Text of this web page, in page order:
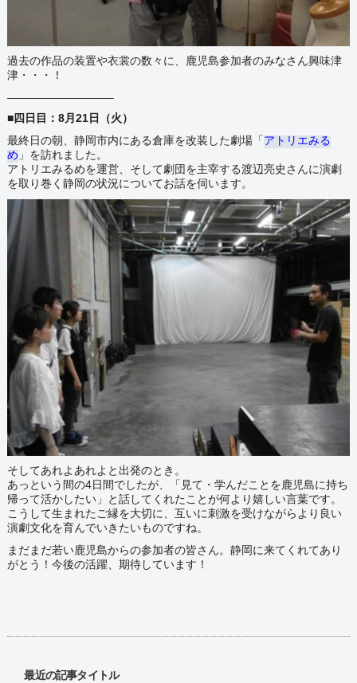
過去の作品の装置や衣裳の数々に、鹿児島参加者のみなさん興味津
津・・・！
—————————–
■四日目：8月21日（火）
最終日の朝、静岡市内にある倉庫を改装した劇場「アトリエみる
め 」を訪れました。
アトリエみるめを運営、そして劇団を主宰する渡辺亮史さんに演劇
を取り巻く静岡の状況についてお話を伺います。
そしてあれよあれよと出発のとき。
あっという間の4日間でしたが、「見て・学んだことを鹿児島に持ち
帰って活かしたい」と話してくれたことが何より嬉しい言葉です。
こうして生まれたご縁を大切に、互いに刺激を受けながらより良い
演劇文化を育んでいきたいものですね。
まだまだ若い鹿児島からの参加者の皆さん。静岡に来てくれてあり
がとう！今後の活躍、期待しています！
最近の記事タイトル